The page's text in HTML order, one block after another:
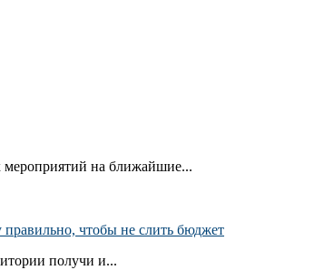
мероприятий на ближайшие...
чтобы не слить бюджет
получи и...